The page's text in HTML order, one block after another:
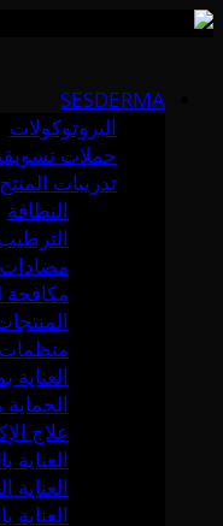
content
SESDERMA
البروتوكولات
حملات
تدريبات المنتج
النظافة
مكافحة
منظمات
العناية
علاج
العناية
العناية